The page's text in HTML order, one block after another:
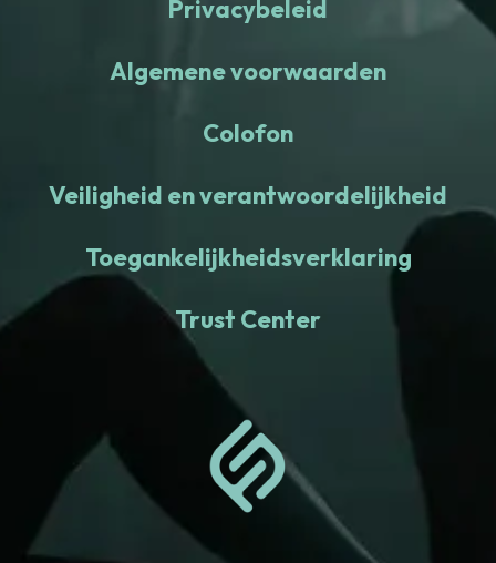
Privacybeleid
Algemene voorwaarden
Colofon
Veiligheid en verantwoordelijkheid
Toegankelijkheidsverklaring
Trust Center